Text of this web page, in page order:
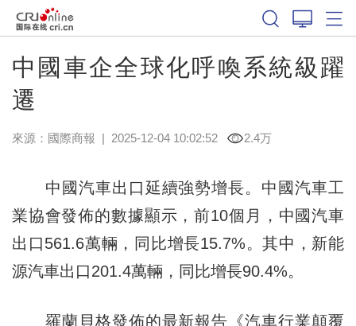
中國車企全球化呼喚系統級躍
遷
來源： 國際商報 | 2025-12-04 10:02:52 2.4万
中國汽車出口延續強勢增長。中國汽車工
業協會發佈的數據顯示，前10個月，中國汽車
出口561.6萬輛，同比增長15.7%。其中，新能
源汽車出口201.4萬輛，同比增長90.4%。
羅蘭貝格發佈的最新報告《汽車行業顛覆